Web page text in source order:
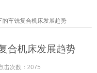
的车铣复合机床发展趋势
合机床发展趋势
击次数：2075